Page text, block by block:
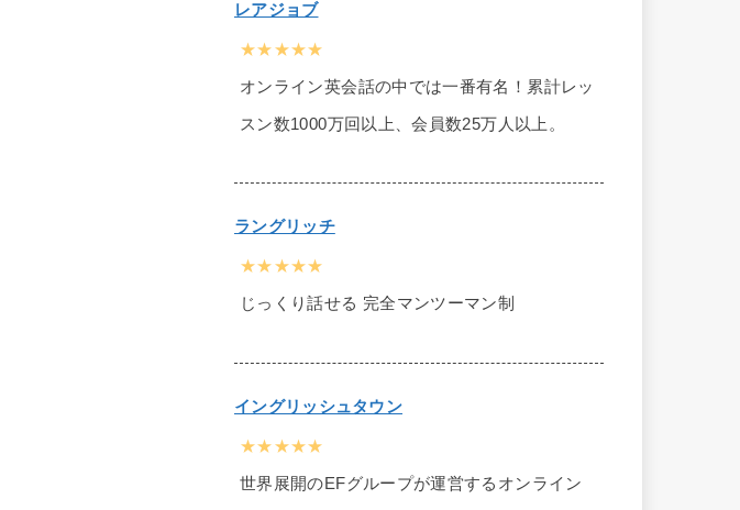
レアジョブ
★★★★★
オンライン英会話の中では一番有名！累計レッ
スン数1000万回以上、会員数25万人以上。
ラングリッチ
★★★★★
じっくり話せる 完全マンツーマン制
イングリッシュタウン
★★★★★
世界展開のEFグループが運営するオンライン